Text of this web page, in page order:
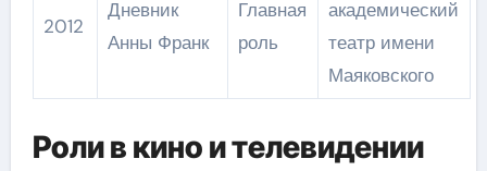
2012
Дневник
Анны Франк
Главная
роль
академический
театр имени
Маяковского
Роли в кино и телевидении